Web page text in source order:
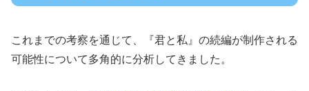
これまでの考察を通じて、『君と私』の続編が制作される
可能性について多角的に分析してきました。